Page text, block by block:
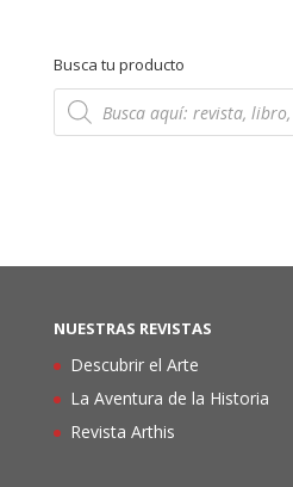
Busca tu producto
Búsqueda
de
productos
NUESTRAS REVISTAS
Descubrir el Arte
La Aventura de la Historia
Revista Arthis